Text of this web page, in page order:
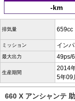
-km
排気量 659cc
ミッション イン
最大出力 49ps/
生産期間
2014
5年09
660 X アンシャンテ